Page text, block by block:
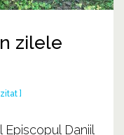
zilele
]
Daniil